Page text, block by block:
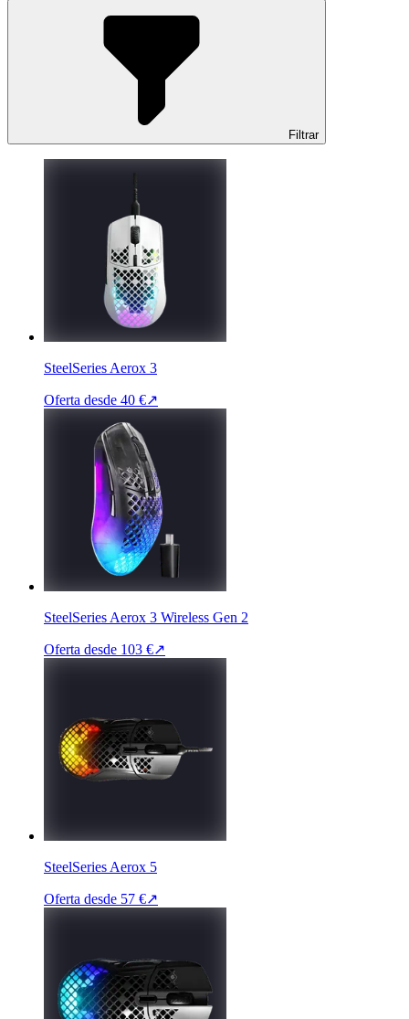
Filtrar
SteelSeries Aerox 3
Oferta desde 40 €↗
SteelSeries Aerox 3 Wireless Gen 2
Oferta desde 103 €↗
SteelSeries Aerox 5
Oferta desde 57 €↗